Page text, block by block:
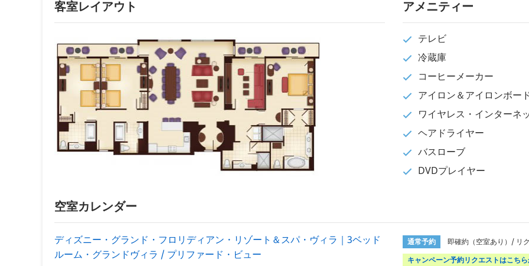
客室レイアウト アメニティー
テレビ
冷蔵庫
コーヒーメーカー
アイロン＆アイロンボー
ワイヤレス・インターネ
ヘアドライヤー
バスローブ
DVDプレイヤー
空室カレンダー
ディズニー・グランド・フロリディアン・リゾート＆スパ・ヴィラ｜3ベッド
ルーム・グランドヴィラ / プリファード・ビュー
通常予約
即確約（空室あり）/ リ
キャンペーン予約リクエストはこち